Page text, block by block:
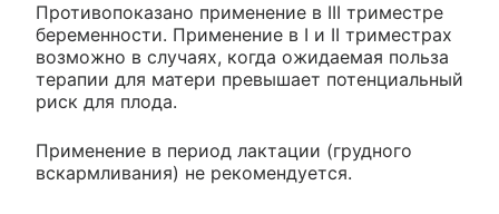
Противопоказано применение в III триместре
беременности. Применение в I и II триместрах
возможно в случаях, когда ожидаемая польза
терапии для матери превышает потенциальный
риск для плода.
Применение в период лактации (грудного
вскармливания) не рекомендуется.